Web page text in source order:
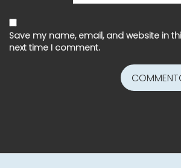
Save my name, email, and website in
next time I comment.